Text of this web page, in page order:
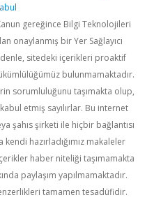
gereğince Bilgi Teknolojileri
onaylanmış bir Yer Sağlayıcı
sitedeki içerikleri proaktif
bulunmamaktadır.
sorumluluğunu taşımakta olup,
etmiş sayılırlar. Bu internet
şahıs şirketi ile hiçbir bağlantısı
hazırladığımız makaleler
haber niteliği taşımamakta
paylaşım yapılmamaktadır.
tamamen tesadüfidir.